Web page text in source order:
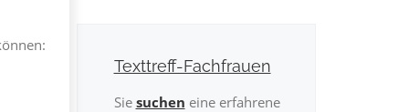
Texttreff-Fachfrauen
Sie suchen eine erfahrene